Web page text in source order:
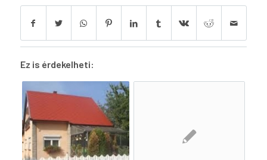
Ez is érdekelheti: